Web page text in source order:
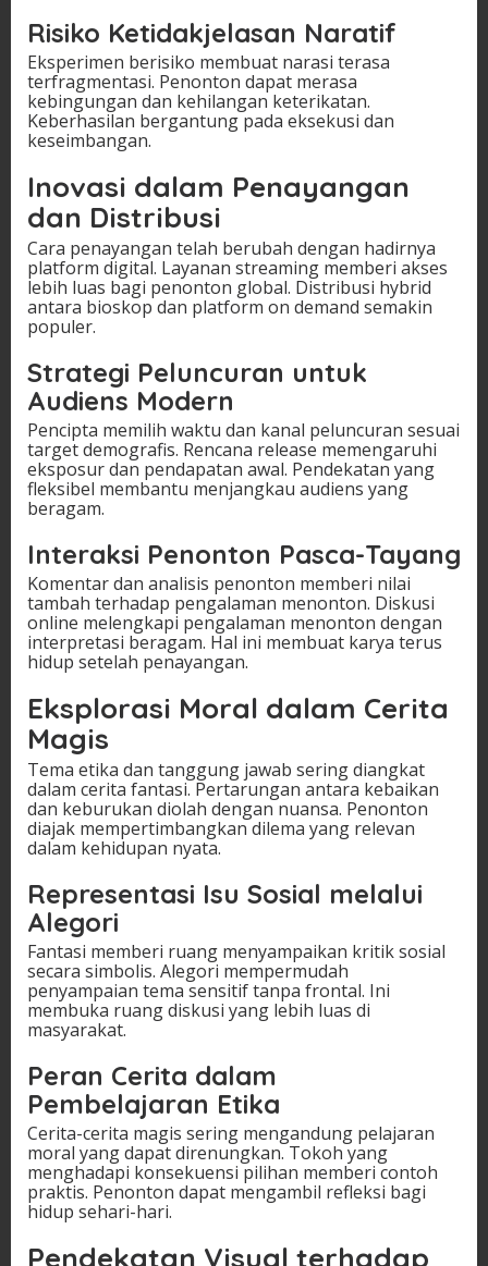
Risiko Ketidakjelasan Naratif
Eksperimen berisiko membuat narasi terasa
terfragmentasi. Penonton dapat merasa
kebingungan dan kehilangan keterikatan.
Keberhasilan bergantung pada eksekusi dan
keseimbangan.
Inovasi dalam Penayangan
dan Distribusi
Cara penayangan telah berubah dengan hadirnya
platform digital. Layanan streaming memberi akses
lebih luas bagi penonton global. Distribusi hybrid
antara bioskop dan platform on demand semakin
populer.
Strategi Peluncuran untuk
Audiens Modern
Pencipta memilih waktu dan kanal peluncuran sesuai
target demografis. Rencana release memengaruhi
eksposur dan pendapatan awal. Pendekatan yang
fleksibel membantu menjangkau audiens yang
beragam.
Interaksi Penonton Pasca-Tayang
Komentar dan analisis penonton memberi nilai
tambah terhadap pengalaman menonton. Diskusi
online melengkapi pengalaman menonton dengan
interpretasi beragam. Hal ini membuat karya terus
hidup setelah penayangan.
Eksplorasi Moral dalam Cerita
Magis
Tema etika dan tanggung jawab sering diangkat
dalam cerita fantasi. Pertarungan antara kebaikan
dan keburukan diolah dengan nuansa. Penonton
diajak mempertimbangkan dilema yang relevan
dalam kehidupan nyata.
Representasi Isu Sosial melalui
Alegori
Fantasi memberi ruang menyampaikan kritik sosial
secara simbolis. Alegori mempermudah
penyampaian tema sensitif tanpa frontal. Ini
membuka ruang diskusi yang lebih luas di
masyarakat.
Peran Cerita dalam
Pembelajaran Etika
Cerita-cerita magis sering mengandung pelajaran
moral yang dapat direnungkan. Tokoh yang
menghadapi konsekuensi pilihan memberi contoh
praktis. Penonton dapat mengambil refleksi bagi
hidup sehari-hari.
Pendekatan Visual terhadap